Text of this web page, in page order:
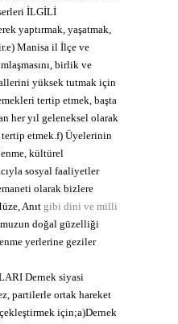
İLGİLİ
yaptırmak, yaşatmak,
e) Manisa il İlçe ve
birlik ve
yüksek tutmak için
tertip etmek, başta
her yıl geleneksel olarak
tertip etmek.f) Üyelerinin
kültürel
sosyal faaliyetler
olarak bizlere
Anıt gibi dini ve milli
doğal güzelliği
yerlerine geziler
Dernek siyasi
partilerle ortak hareket
için;a)Dernek